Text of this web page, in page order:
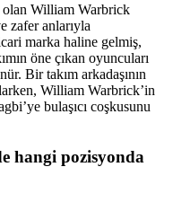
olan William Warbrick
zafer anlarıyla
marka haline gelmiş,
öne çıkan oyuncuları
Bir takım arkadaşının
William Warbrick’in
bulaşıcı coşkusunu
hangi pozisyonda